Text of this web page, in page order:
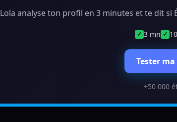
Lola analyse ton profil en 3 minutes et te dit si
✓ 3 mn ✓
Tester
+50 000